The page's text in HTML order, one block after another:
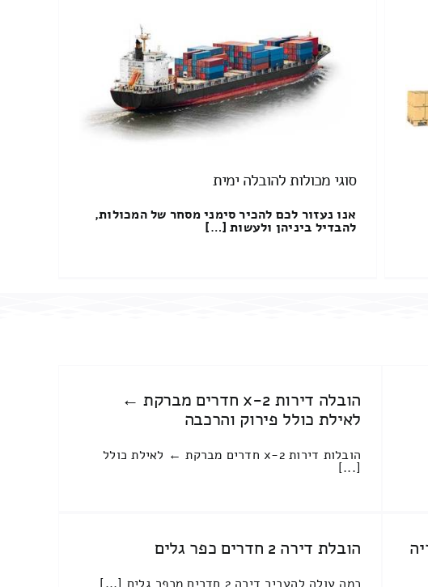
סוגי מכולות להובלה ימית
אנו נעזור לכם להכיר סימני מסחר של המכולות,
להבדיל ביניהן ולעשות […]
הובלה דירות 2-x חדרים מברקת ←
לאילת כולל פירוק והרכבה
הובלות דירות 2-x חדרים מברקת ← לאילת כולל
[...]
הובלת דירה 2 חדרים כפר גלים